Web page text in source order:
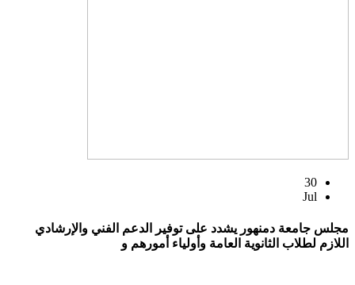
30
Jul
مجلس جامعة دمنهور يشدد على توفير الدعم الفني والإرشادي
اللازم لطلاب الثانوية العامة وأولياء أمورهم و